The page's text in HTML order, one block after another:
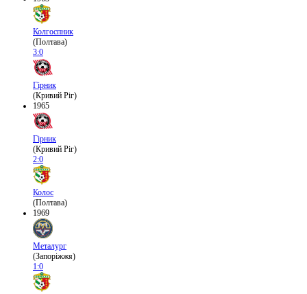
Колгоспник
(Полтава)
3:0
Гірник
(Кривий Ріг)
1965
Гірник
(Кривий Ріг)
2:0
Колос
(Полтава)
1969
Металург
(Запоріжжя)
1:0